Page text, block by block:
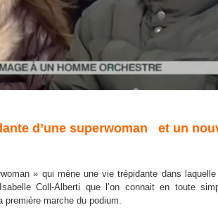
d’une superwoman et un
» qui mène une vie trépidante dans
Coll-Alberti que l’on connait en toute
marche du podium.